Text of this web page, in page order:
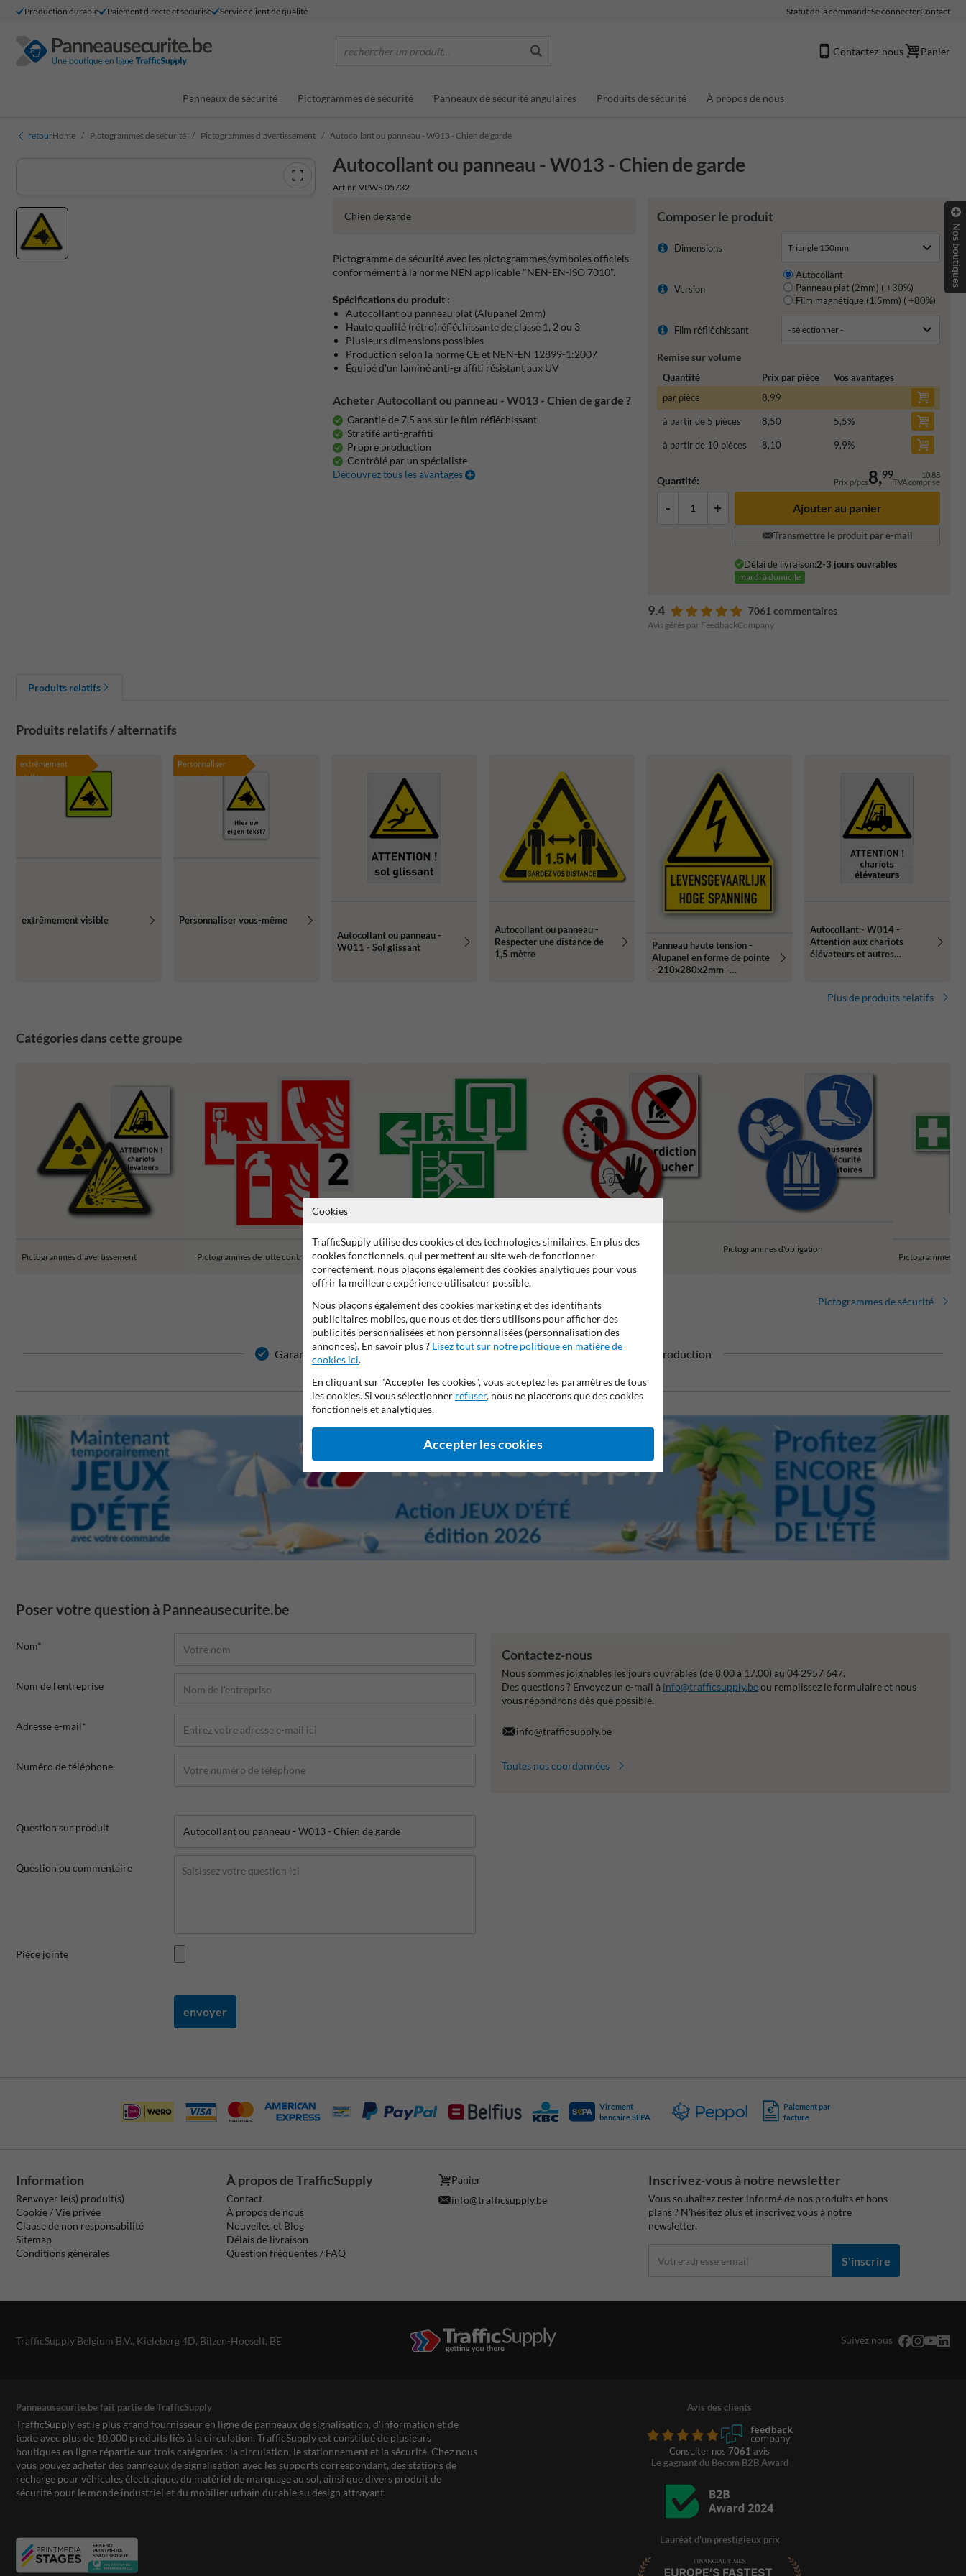
Production durable Paiement directe et sécurisé Service client de qualité Statut de la commandeSe connecterContact
rechercher un produit... Contactez-nous Panier
Panneaux de sécurité Pictogrammes de sécurité Panneaux de sécurité angulaires Produits de sécurité À propos de nous
retourHome Pictogrammes de sécurité Pictogrammes d'avertissement Autocollant ou panneau - W013 - Chien de garde
Autocollant ou panneau - W013 - Chien de garde
Art.nr. VPWS.05732
Composer le produit
Dimensions
Version
Autocollant
Panneau plat (2mm) ( +30%)
Film magnétique (1.5mm) ( +80%)
Film réflléchissant
Remise sur volume
Quantité Prix par pièce
Vos avantages
par pièce
8,99
à partir de 5 pièces 8,50 5,5%
à partir de 10 pièces 8,10 9,9%
Quantité: Prix p/pcs8,99 10,88
TVA comprise
- + Ajouter au panier
Transmettre le produit par e-mail
Délai de livraison:2-3 jours ouvrables
mardi à domicile
9.4 7061 commentaires
Avis gérés par FeedbackCompany
Chien de garde
Pictogramme de sécurité avec les pictogrammes/symboles officiels
conformément à la norme NEN applicable "NEN-EN-ISO 7010".
Spécifications du produit :
Autocollant ou panneau plat (Alupanel 2mm)
Haute qualité (rétro)réfléchissante de classe 1, 2 ou 3
Plusieurs dimensions possibles
Production selon la norme CE et NEN-EN 12899-1:2007
Équipé d'un laminé anti-graffiti résistant aux UV
Acheter Autocollant ou panneau - W013 - Chien de garde ?
Garantie de 7,5 ans sur le film réfléchissant
Stratifé anti-graffiti
Propre production
Contrôlé par un spécialiste
Découvrez tous les avantages
Produits relatifs
Produits relatifs / alternatifs
extrêmement
visible
extrêmement visible
Personnaliser
vous-même
Personnaliser vous-même
Autocollant ou panneau -
W011 - Sol glissant
Autocollant ou panneau -
Respecter une distance de
1,5 mètre
Panneau haute tension -
Alupanel en forme de pointe
- 210x280x2mm -
Autocollant - W014 -
Attention aux chariots
élévateurs et autres
Plus de produits relatifs
Catégories dans cette groupe
Pictogrammes d'avertissement Pictogrammes de lutte contre l'incendie Pictogrammes d'évacuation
Pictogrammes d'interdiction Pictogrammes d'obligation
Pictogrammes de
Pictogrammes de sécurité
Garantie de 7,5 ans sur le film réfléchissant Stratifé anti-graffiti Propre production
Poser votre question à Panneausecurite.be
Nom*
Nom de l'entreprise
Adresse e-mail*
Numéro de téléphone
Question sur produit
Question ou commentaire
Pièce jointe
envoyer
Contactez-nous
Nous sommes joignables les jours ouvrables (de 8.00 à 17.00) au 04 2957 647.
Des questions ? Envoyez un e-mail à info@trafficsupply.beou remplissez le formulaire et nous
vous répondrons dès que possible.
info@trafficsupply.be
Toutes nos coordonnées
Virement
bancaire SEPA
Paiement par
facture
Information
Renvoyer le(s) produit(s)
Cookie / Vie privée
Clause de non responsabilité
Sitemap
Conditions générales
À propos de TrafficSupply
Contact
À propos de nous
Nouvelles et Blog
Délais de livraison
Question fréquentes / FAQ
Panier
info@trafficsupply.be
Inscrivez-vous à notre newsletter
Vous souhaitez rester informé de nos produits et bons
plans ? N'hésitez plus et inscrivez vous à notre
newsletter.
S'inscrire
TrafficSupply Belgium B.V., Kieleberg 4D, Bilzen-Hoeselt, BE Suivez nous
Panneausecurite.be fait partie de TrafficSupply
TrafficSupply est le plus grand fournisseur en ligne de panneaux de signalisation, d'information et de
texte avec plus de 10.000 produits liés à la circulation. TrafficSupply est constitué de plusieurs
boutiques en ligne répartie sur trois catégories : la circulation, le stationnement et la sécurité. Chez nous
vous pouvez acheter des panneaux de signalisation avec les supports correspondant, des stations de
recharge pour véhicules électrqique, du matériel de marquage au sol, ainsi que divers produit de
sécurité pour le monde industriel et du mobilier urbain durable au design attrayant.
Avis des clients
Consulter nos 7061 avis
Le gagnant du Becom B2B Award
Lauréat d'un prestigieux prix
Nos boutiques
Cookies
TrafficSupply utilise des cookies et des technologies similaires. En plus des
cookies fonctionnels, qui permettent au site web de fonctionner
correctement, nous plaçons également des cookies analytiques pour vous
offrir la meilleure expérience utilisateur possible.
Nous plaçons également des cookies marketing et des identifiants
publicitaires mobiles, que nous et des tiers utilisons pour afficher des
publicités personnalisées et non personnalisées (personnalisation des
annonces). En savoir plus ? Lisez tout sur notre politique en matière de
cookies ici.
En cliquant sur "Accepter les cookies", vous acceptez les paramètres de tous
les cookies. Si vous sélectionner refuser, nous ne placerons que des cookies
fonctionnels et analytiques.
Accepter les cookies